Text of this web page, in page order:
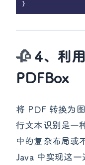
4、利
PDFBox
将 PDF 转换为
行文本识别是一
中的复杂布局或
Java 中实现这一